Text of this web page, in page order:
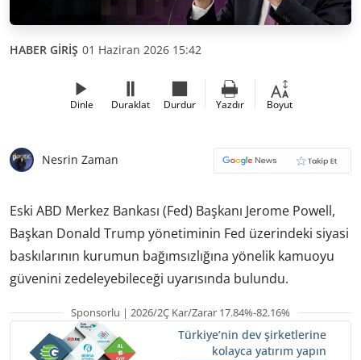
HABER GİRİŞ 01 Haziran 2026 15:42
Dinle Duraklat Durdur Yazdır Boyut
Nesrin Zaman
Eski ABD Merkez Bankası (Fed) Başkanı Jerome Powell,
Başkan Donald Trump yönetiminin Fed üzerindeki siyasi
baskılarının kurumun bağımsızlığına yönelik kamuoyu
güvenini zedeleyebileceği uyarısında bulundu.
Sponsorlu | 2026/2Ç Kar/Zarar 17.84%-82.16%
Türkiye’nin dev şirketlerine
kolayca yatırım yapın